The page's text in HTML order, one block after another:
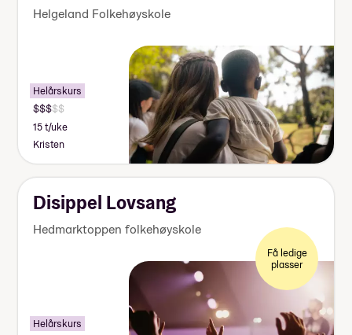
Helgeland Folkehøyskole
Helårskurs
15 t/uke
Kristen
Disippel Lovsang
Hedmarktoppen folkehøyskole
Få ledige
plasser
Helårskurs